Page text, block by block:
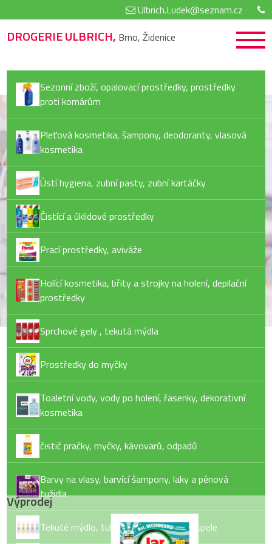
Ulbrich.Ludek@seznam.cz
DROGERIE ULBRICH, Brno, Židenice
Sezonní zboží, opalovací prostředky, prostředky
proti komárům
Pleťová kosmetika, šampony, deodoranty, vlasová
kosmetika
Ústí hygiena, zubní pasty, zubní kartáčky
Čistící a úklidové prostředky
Prací prostředky, aviváže
Holící kosmetika, břity a strojky na holení, depilační
prostředky
Sprchové gely , tekutá mýdla
Prostředky do myčky
Toaletní vody, vody po holení, řasenky, dekorativní
kosmetika
čistič pračky, myčky, kávovarů, odpadů
Barvy na vlasy, barvící šampony, laky a pěnová
tužidla
Tekuté mýdlo, tuhé mýdlo, pěny do koupele
Výprodej